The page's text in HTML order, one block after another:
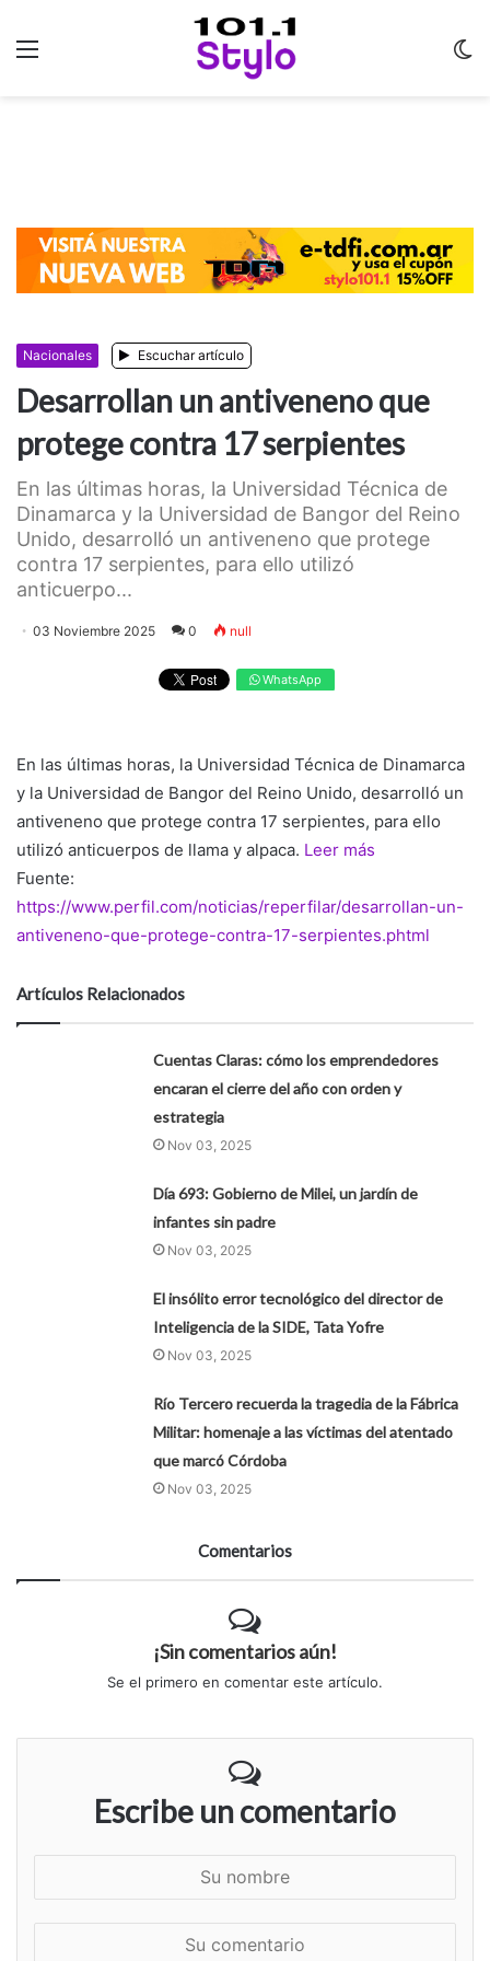
Nacionales Escuchar artículo
Desarrollan un antiveneno que
protege contra 17 serpientes
En las últimas horas, la Universidad Técnica de
Dinamarca y la Universidad de Bangor del Reino
Unido, desarrolló un antiveneno que protege
contra 17 serpientes, para ello utilizó
anticuerpo...
03 Noviembre 2025 0 null
WhatsApp
En las últimas horas, la Universidad Técnica de Dinamarca
y la Universidad de Bangor del Reino Unido, desarrolló un
antiveneno que protege contra 17 serpientes, para ello
utilizó anticuerpos de llama y alpaca. Leer más
Fuente:
https://www.perfil.com/noticias/reperfilar/desarrollan-un-
antiveneno-que-protege-contra-17-serpientes.phtml
Artículos Relacionados
Cuentas Claras: cómo los emprendedores
encaran el cierre del año con orden y
estrategia
Nov 03, 2025
Día 693: Gobierno de Milei, un jardín de
infantes sin padre
Nov 03, 2025
El insólito error tecnológico del director de
Inteligencia de la SIDE, Tata Yofre
Nov 03, 2025
Río Tercero recuerda la tragedia de la Fábrica
Militar: homenaje a las víctimas del atentado
que marcó Córdoba
Nov 03, 2025
Comentarios
¡Sin comentarios aún!
Se el primero en comentar este artículo.
Escribe un comentario